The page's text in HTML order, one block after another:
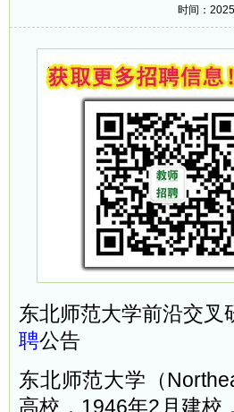
时间：
东北师范大学前沿交叉
聘公告
东北师范大学（
高校，1946年2月建校